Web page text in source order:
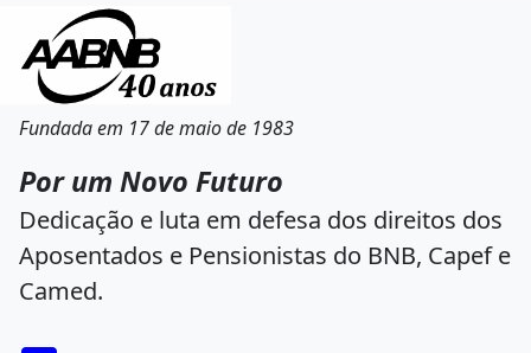
Fundada em 17 de maio de 1983
Por um Novo Futuro
Dedicação e luta em defesa dos direitos dos
Aposentados e Pensionistas do BNB, Capef e
Camed.